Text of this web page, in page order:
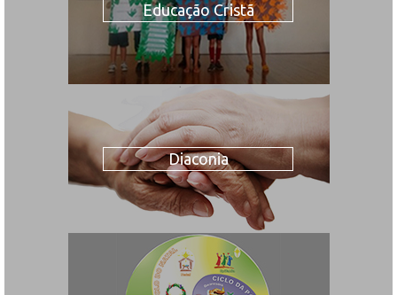
Educação Cristã
Diaconia